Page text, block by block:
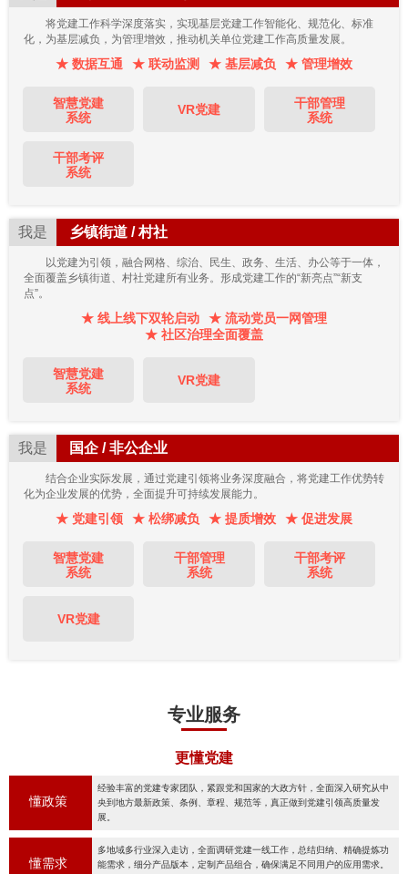
将党建工作科学深度落实，实现基层党建工作智能化、规范化、标准
化，为基层减负，为管理增效，推动机关单位党建工作高质量发展。
★ 数据互通 ★ 联动监测 ★ 基层减负 ★ 管理增效
智慧党建
系统
VR党建
干部管理
系统
干部考评
系统
我是 乡镇街道 / 村社
以党建为引领，融合网格、综治、民生、政务、生活、办公等于一体，
全面覆盖乡镇街道、村社党建所有业务。形成党建工作的“新亮点”“新支
点”。
★ 线上线下双轮启动
★ 流动党员一网管理
★ 社区治理全面覆盖
智慧党建
系统
VR党建
我是 国企 / 非公企业
结合企业实际发展，通过党建引领将业务深度融合，将党建工作优势转
化为企业发展的优势，全面提升可持续发展能力。
★ 党建引领 ★ 松绑减负 ★ 提质增效 ★ 促进发展
智慧党建
系统
干部管理
系统
干部考评
系统
VR党建
专业服务
更懂党建
懂政策
经验丰富的党建专家团队，紧跟党和国家的大政方针，全面深入研究从中
央到地方最新政策、条例、章程、规范等，真正做到党建引领高质量发
展。
懂需求
多地域多行业深入走访，全面调研党建一线工作，总结归纳、精确提炼功
能需求，细分产品版本，定制产品组合，确保满足不同用户的应用需求。